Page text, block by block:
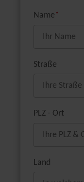
Name*
Straße
PLZ - Ort
Land